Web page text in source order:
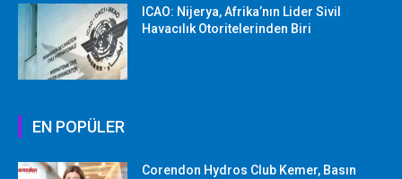
ICAO: Nijerya, Afrika’nın Lider Sivil
Havacılık Otoritelerinden Biri
EN POPÜLER
Corendon Hydros Club Kemer, Basın